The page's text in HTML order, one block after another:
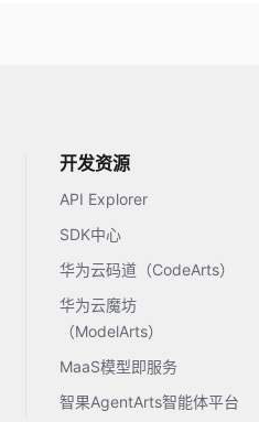
开发资源
API Explorer
SDK中心
华为云码道（CodeArts）
华为云魔坊
（ModelArts）
MaaS模型即服务
智果AgentArts智能体平台